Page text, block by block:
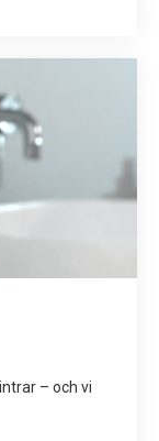
– och vi